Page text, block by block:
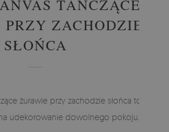
TAŃCZĄCE
ZACHODZIE
SŁOŃCA
żurawie przy zachodzie słońca to
udekorowanie dowolnego pokoju.